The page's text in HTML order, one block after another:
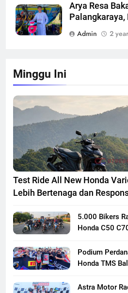
Arya Resa
Palangkaraya,
Admin
2
Minggu Ini
Test Ride All New Honda
Lebih Bertenaga dan
5.000 Bikers
Honda C50
Persaudaraan
Honda
Podium
Honda TMS
Astra Motor